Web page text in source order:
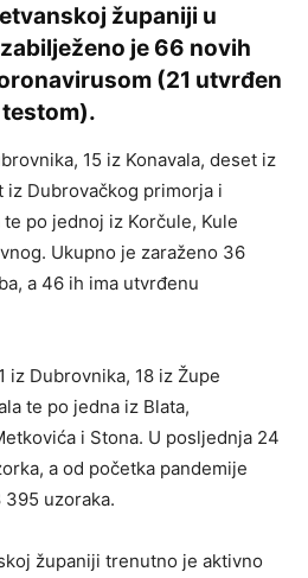
županiji u
je 66 novih
(21 utvrđen
15 iz Konavala, deset iz
iz Dubrovačkog primorja i
po jednoj iz Korčule, Kule
Ukupno je zaraženo 36
a 46 ih ima utvrđenu
iz Dubrovnika, 18 iz Župe
te po jedna iz Blata,
i Stona. U posljednja 24
a od početka pandemije
uzoraka.
županiji trenutno je aktivno